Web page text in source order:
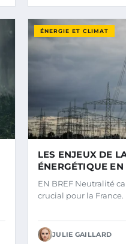
ÉNERGIE ET CLIMAT
LES ENJEUX DE
ÉNERGÉTIQUE
EN BREF Neutralité
crucial pour la France.
JULIE GAILLARD